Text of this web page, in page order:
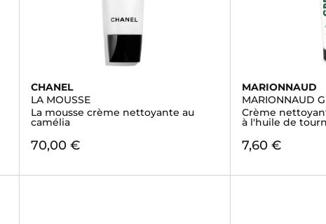
CHANEL
LA MOUSSE
La mousse crème nettoyante au
camélia
70,00 €
MARIONNAUD
MARIONNAUD
Crème
à l'huile de
7,60 €